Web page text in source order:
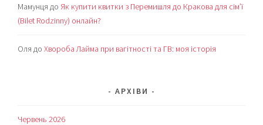
Мамунця до Як купити квитки з Перемишля до Кракова для сім’ї
(Bilet Rodzinny) онлайн?
Оля доХвороба Лайма при вагітності та ГВ: моя історія
АРХІВИ
Червень 2026